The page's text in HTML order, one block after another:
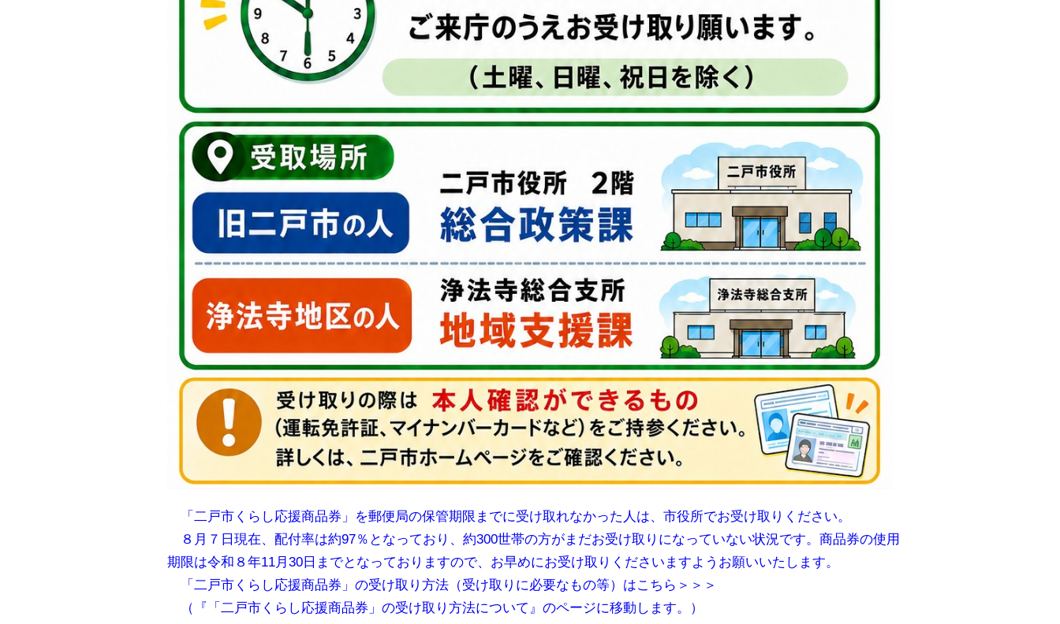
「二戸市くらし応援商品券」を郵便局の保管期限までに受け取れなかった人は、市役所でお受け取りください。
８月７日現在、配付率は約97％となっており、約300世帯の方がまだお受け取りになっていない状況です。商品券の使用
期限は令和８年11月30日までとなっておりますので、お早めにお受け取りくださいますようお願いいたします。
「二戸市くらし応援商品券」の受け取り方法（受け取りに必要なもの等）はこちら＞＞＞
（『「二戸市くらし応援商品券」の受け取り方法について』のページに移動します。）